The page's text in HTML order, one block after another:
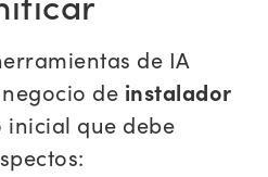
de IA
de instalador
inicial que debe